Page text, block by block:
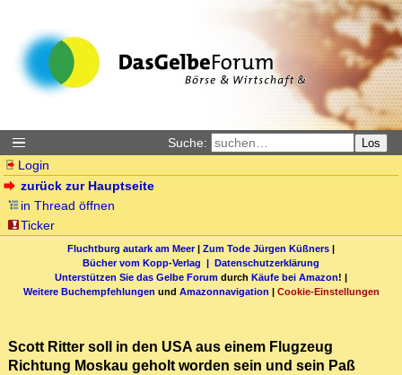
Suche: Los
Login
zurück zur Hauptseite
in Thread öffnen
Ticker
Fluchtburg autark am Meer| Zum Tode Jürgen Küßners |
Bücher vom Kopp-Verlag | Datenschutzerklärung
Unterstützen Sie das Gelbe Forum durch Käufe bei Amazon! |
Weitere Buchempfehlungen und Amazonnavigation | Cookie-Einstellungen
Scott Ritter soll in den USA aus einem Flugzeug
Richtung Moskau geholt worden sein und sein Paß